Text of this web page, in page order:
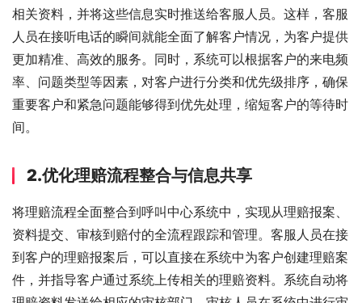
相关资料，并将这些信息实时推送给客服人员。这样，客服
人员在接听电话的瞬间就能全面了解客户情况，为客户提供
更加精准、高效的服务。同时，系统可以根据客户的来电频
率、问题类型等因素，对客户进行分类和优先级排序，确保
重要客户和紧急问题能够得到优先处理，缩短客户的等待时
间。
2.优化理赔流程整合与信息共享
将理赔流程全面整合到呼叫中心系统中，实现从理赔报案、
资料提交、审核到赔付的全流程跟踪和管理。客服人员在接
到客户的理赔报案后，可以直接在系统中为客户创建理赔案
件，并指导客户通过系统上传相关的理赔资料。系统自动将